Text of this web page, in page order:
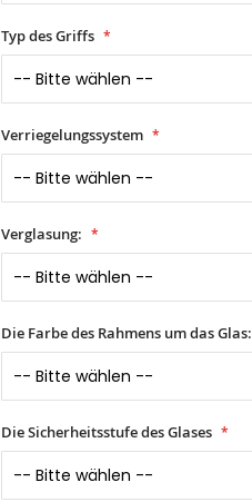
Typ des Griffs
Verriegelungssystem
Verglasung:
Die Farbe des Rahmens um das Glas:
Die Sicherheitsstufe des Glases